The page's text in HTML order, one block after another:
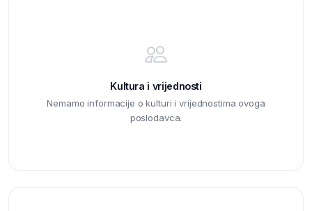
Kultura i vrijednosti
Nemamo informacije o kulturi i vrijednostima ovoga
poslodavca.